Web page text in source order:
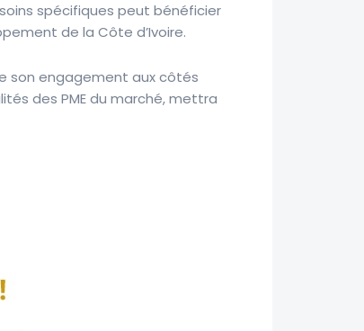
spécifiques peut bénéficier
de la Côte d’Ivoire.
son engagement aux côtés
des PME du marché, mettra